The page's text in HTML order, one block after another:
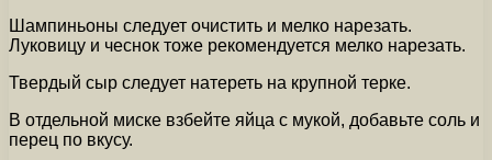
Шампиньоны следует очистить и мелко нарезать.
Луковицу и чеснок тоже рекомендуется мелко нарезать.
Твердый сыр следует натереть на крупной терке.
В отдельной миске взбейте яйца с мукой, добавьте соль и
перец по вкусу.